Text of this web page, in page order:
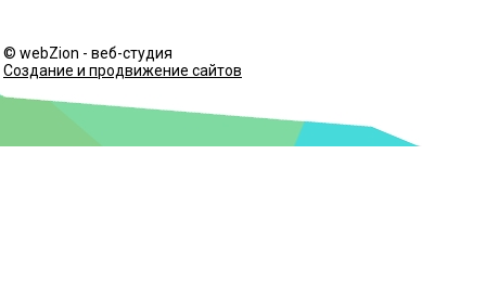
© webZion - веб-студия
Создание и продвижение сайтов